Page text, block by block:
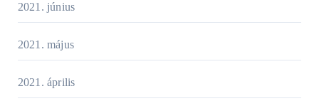
2021. június
2021. május
2021. április